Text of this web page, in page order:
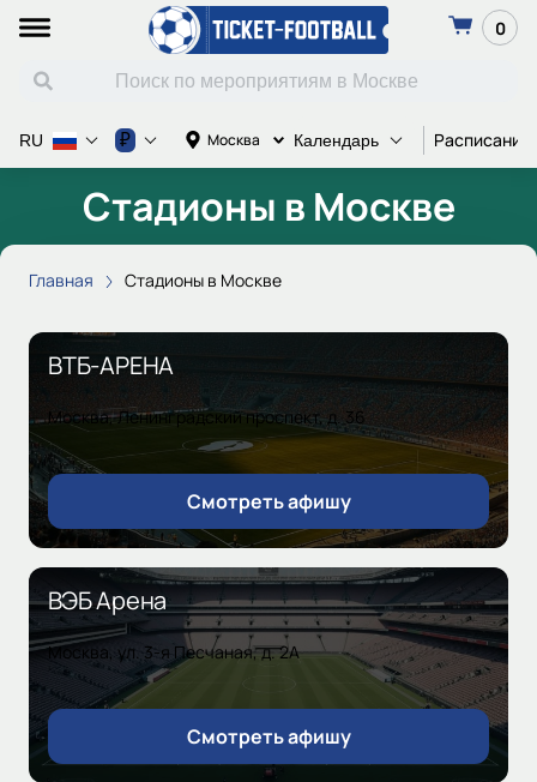
0
Москва Календарь Расписание
RU ₽
Стадионы в Москве
Главная Стадионы в Москве
ВТБ-АРЕНА
Москва, Ленинградский проспект, д. 36
Смотреть афишу
ВЭБ Арена
Москва, ул. 3-я Песчаная, д. 2А
Смотреть афишу